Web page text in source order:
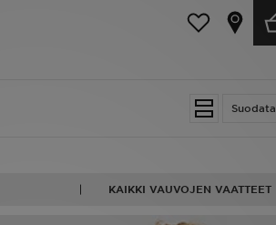
Suodata
KAIKKI VAUVOJEN VAATTEET